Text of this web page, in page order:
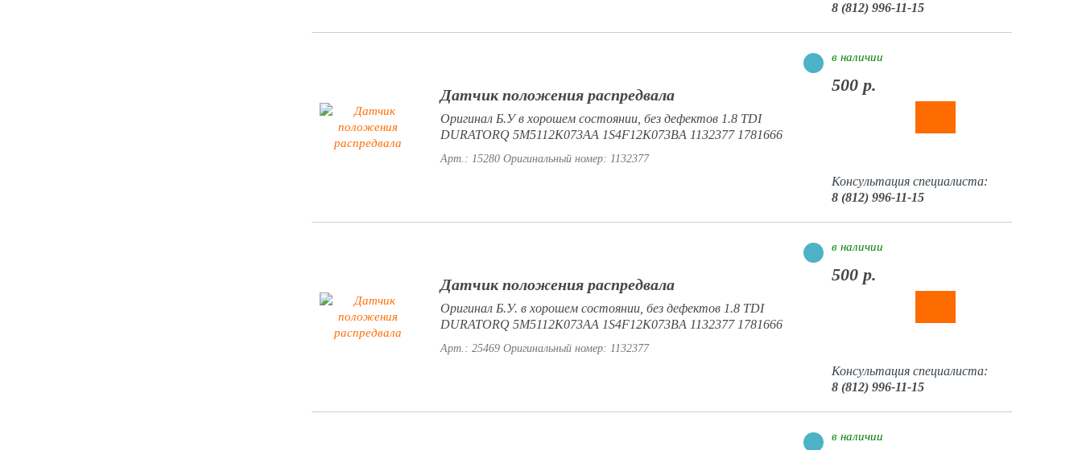
8 (812) 996-11-15
Датчик положения распредвала
Оригинал Б.У в хорошем состоянии, без дефектов 1.8 TDI
DURATORQ 5M5112K073AA 1S4F12K073BA 1132377 1781666
Арт.: 15280 Оригинальный номер: 1132377
в наличии
500 р.
Консультация специалиста:
8 (812) 996-11-15
Датчик положения распредвала
Оригинал Б.У. в хорошем состоянии, без дефектов 1.8 TDI
DURATORQ 5M5112K073AA 1S4F12K073BA 1132377 1781666
Арт.: 25469 Оригинальный номер: 1132377
в наличии
500 р.
Консультация специалиста:
8 (812) 996-11-15
в наличии